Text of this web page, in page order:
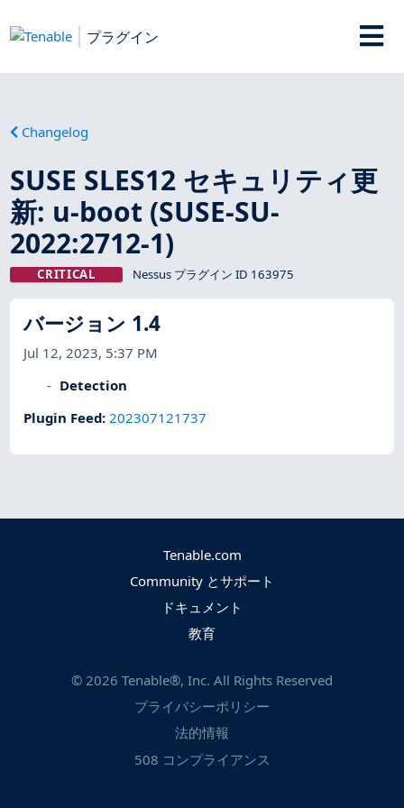
プラグイン
Changelog
SUSE SLES12 セキュリティ更
新: u-boot (SUSE-SU-
2022:2712-1)
CRITICAL Nessus プラグイン ID 163975
バージョン 1.4
Jul 12, 2023, 5:37 PM
Detection
Plugin Feed:202307121737
Tenable.com
Community とサポート
ドキュメント
教育
© 2026 Tenable®, Inc. All Rights Reserved
プライバシーポリシー
法的情報
508 コンプライアンス